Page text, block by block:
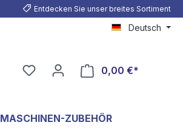
Entdecken Sie unser breites Sortiment
Deutsch
0,00 €*
MASCHINEN-ZUBEHÖR